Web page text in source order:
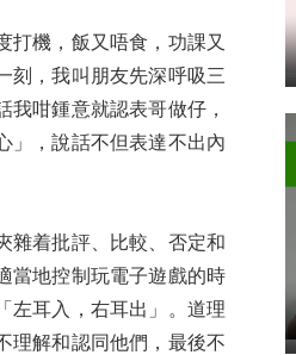
打機，飯又唔食，功課又
刻，我叫朋友先深呼吸三
咁鍾意就認表哥做仔，
」，說話不但表達不出內
雜着批評、比較、否定和
當地控制玩電子遊戲的時
左耳入，右耳出」。道理
理解和認同他們，最後不